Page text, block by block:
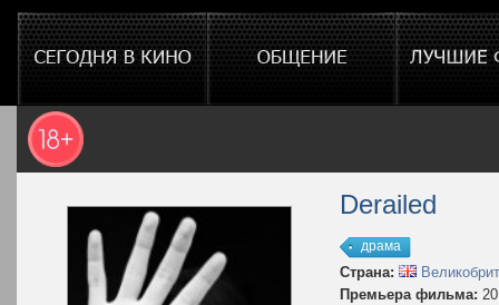
Derailed
драма
Страна:
Премьера фильма: